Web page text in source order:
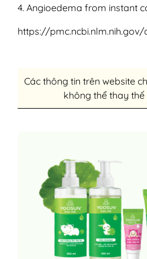
4. Angioedema from instant
https://pmc.ncbi.nlm.nih.gov/
Các thông tin trên website
không thể thay thế